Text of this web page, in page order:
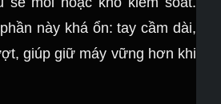
này khá ổn: tay cầm dài,
giúp giữ máy vững hơn khi